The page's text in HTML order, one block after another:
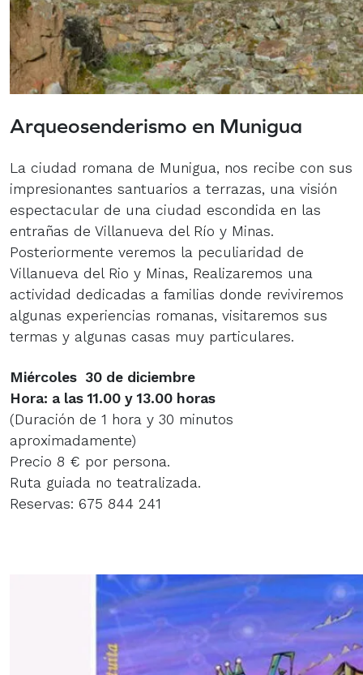
Arqueosenderismo en Munigua
La ciudad romana de Munigua, nos recibe con sus
impresionantes santuarios a terrazas, una visión
espectacular de una ciudad escondida en las
entrañas de Villanueva del Río y Minas.
Posteriormente veremos la peculiaridad de
Villanueva del Rio y Minas, Realizaremos una
actividad dedicadas a familias donde reviviremos
algunas experiencias romanas, visitaremos sus
termas y algunas casas muy particulares.
Miércoles 30 de diciembre
Hora: a las 11.00 y 13.00 horas
(Duración de 1 hora y 30 minutos
aproximadamente)
Precio 8 € por persona.
Ruta guiada no teatralizada.
Reservas: 675 844 241